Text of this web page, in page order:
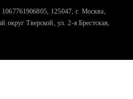
125047, г. Москва,
округ Тверской, ул. 2-я Брестская,